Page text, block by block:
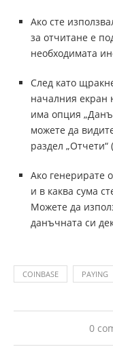
Ако сте
за отчитане е
необходимата
След като
началния екран
има опция
можете да
раздел
Ако генерирате
и в каква сума
Можете да
данъчната си
COINBASE PAYING
0